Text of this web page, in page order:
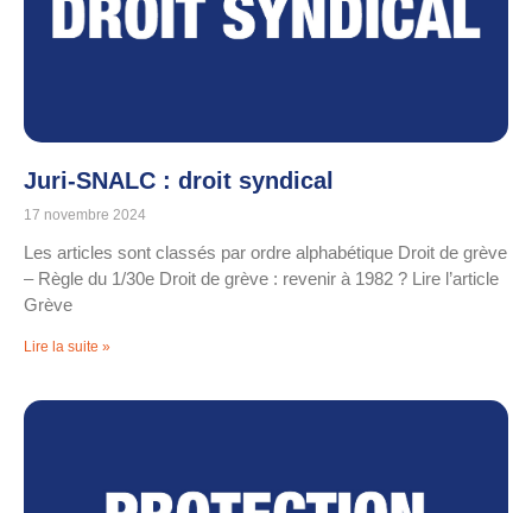
Juri-SNALC : droit syndical
17 novembre 2024
Les articles sont classés par ordre alphabétique Droit de grève
– Règle du 1/30e Droit de grève : revenir à 1982 ? Lire l’article
Grève
Lire la suite »